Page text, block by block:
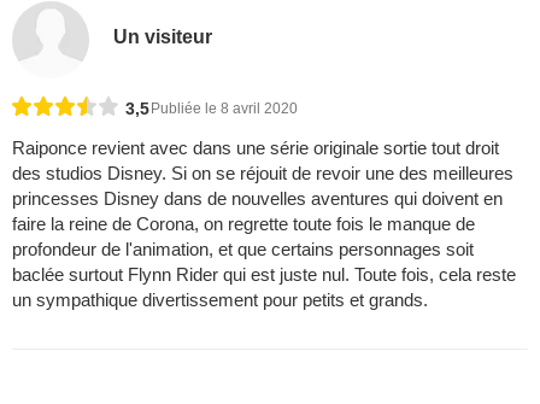
Un visiteur
3,5Publiée le 8 avril 2020
Raiponce revient avec dans une série originale sortie tout droit
des studios Disney. Si on se réjouit de revoir une des meilleures
princesses Disney dans de nouvelles aventures qui doivent en
faire la reine de Corona, on regrette toute fois le manque de
profondeur de l'animation, et que certains personnages soit
baclée surtout Flynn Rider qui est juste nul. Toute fois, cela reste
un sympathique divertissement pour petits et grands.